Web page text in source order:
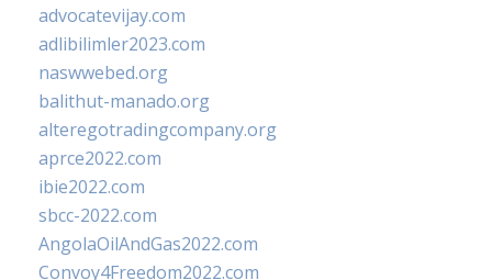
advocatevijay.com
adlibilimler2023.com
naswwebed.org
balithut-manado.org
alteregotradingcompany.org
aprce2022.com
ibie2022.com
sbcc-2022.com
AngolaOilAndGas2022.com
Convoy4Freedom2022.com